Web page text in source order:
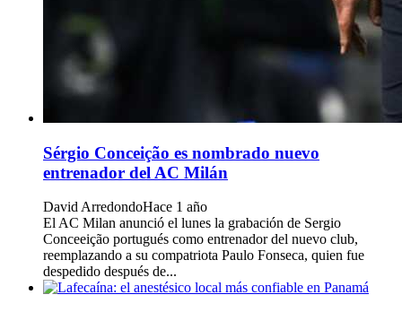
Sérgio Conceição es nombrado nuevo
entrenador del AC Milán
David ArredondoHace 1 año
El AC Milan anunció el lunes la grabación de Sergio
Conceeição portugués como entrenador del nuevo club,
reemplazando a su compatriota Paulo Fonseca, quien fue
despedido después de...